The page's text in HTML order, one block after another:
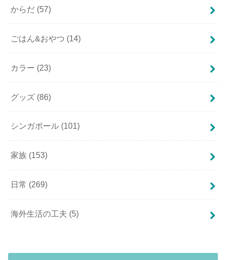
からだ (57)
ごはん&おやつ (14)
カラー (23)
グッズ (86)
シンガポール (101)
家族 (153)
日常 (269)
海外生活の工夫 (5)